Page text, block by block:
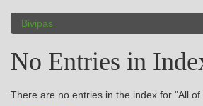
Bivipas
No Entries in
There are no entries in the index for "All of